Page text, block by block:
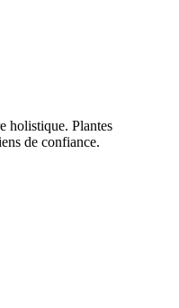
holistique. Plantes
de confiance.